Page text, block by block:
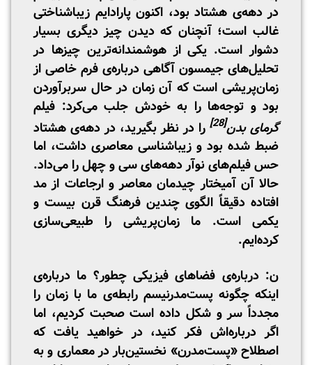
در دهه‌ی هشتاد بود، اکنون پارادایم زیبا‌شناختی
غالب است؛ آنچنان که دیدن چیز دیگری بسیار
دشوار است. یکی از هوشمندانه‌ترین چیزها در
تحلیل‌های جیمسون آگاهی درباره‌ی فرم خاصی از
زمان‌پریشی ا‌ست که آن زمان در حال سربرآوردن
بود و توجه‌ها را به خودش جلب می‌کرد: فیلم
گرمای بدن[28]
را در نظر بگیرید، در دهه‌ی هشتاد
ضبط شده بود و زیبا‌شناسی معاصری داشت، اما
حس فیلم‌های نوآر دهه‌های سی و چهل را می‌داد.
حالا آن آمیختار چیدمان معاصر و ارجاعات از مد
افتاده دقیقاً الگوی چندین فرهنگ قرن بیست و
یکمی است. ما زمان‌پریشی را طبیعی‌سازی
کرده‌ایم.
ن: درباره‌ی فضاهای فیزیکی چطور؟ ما درباره‌ی
اینکه چگونه پست‌مدرنیسم رابطه‌ی ما با زمان را
مجدداً سر و شکل داده است صحبت کردیم، اما
اگر درباره‌اش فکر کنید، در خواهید یافت که
اصطلاح «پست‌مدرن» نخستین‌بار در معماری و به